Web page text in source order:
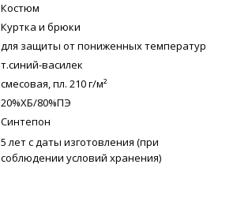
Костюм
Куртка и брюки
для защиты от пониженных температур
т.синий-василек
смесовая, пл. 210 г/м²
20%ХБ/80%ПЭ
Синтепон
5 лет с даты изготовления (при
соблюдении условий хранения)